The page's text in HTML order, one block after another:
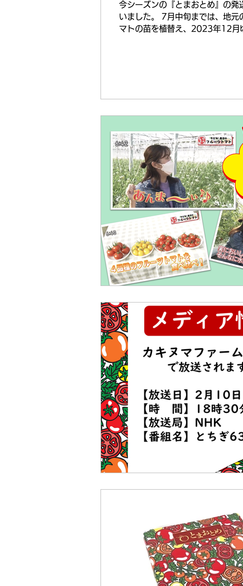
今シーズンの『とまおとめ』の
いました。 7月中旬までは、地元
マトの苗を植替え、2023年12月